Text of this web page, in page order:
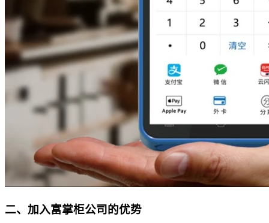
二、加入富掌柜公司的优势